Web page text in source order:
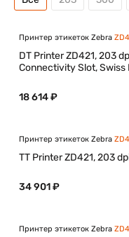
Принтер этикеток Zebra
DT Printer ZD421, 203
Connectivity Slot, Swiss
18 614 ₽
Принтер этикеток Zebra
TT Printer ZD421, 203
34 901 ₽
Принтер этикеток Zebra